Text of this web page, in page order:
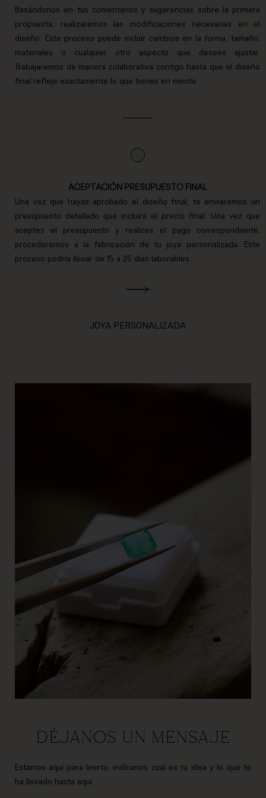
Basándonos en tus comentarios y sugerencias sobre la primera
propuesta, realizaremos las modificaciones necesarias en el
diseño. Este proceso puede incluir cambios en la forma, tamaño,
materiales o cualquier otro aspecto que desees ajustar.
Trabajaremos de manera colaborativa contigo hasta que el diseño
final refleje exactamente lo que tienes en mente.
ACEPTACIÓN PRESUPUESTO FINAL
Una vez que hayas aprobado el diseño final, te enviaremos un
presupuesto detallado que incluirá el precio final. Una vez que
aceptes el presupuesto y realices el pago correspondiente,
procederemos a la fabricación de tu joya personalizada. Este
proceso podría llevar de 15 a 25 días laborables.
JOYA PERSONALIZADA
DÉJANOS UN MENSAJE
Estamos aquí para leerte, indícanos cuál es tu idea y lo que te
ha llevado hasta aquí.